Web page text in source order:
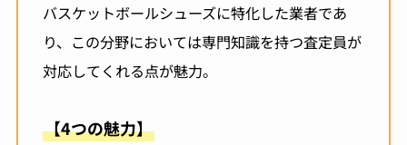
バスケットボールシューズに特化した業者であ
り、この分野においては専門知識を持つ査定員が
対応してくれる点が魅力。
【4つの魅力】